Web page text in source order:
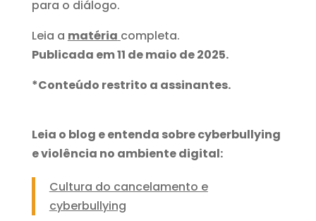
para o diálogo.
Leia a matéria completa.
Publicada em 11 de maio de 2025.
*Conteúdo restrito a assinantes.
Leia o blog e entenda sobre cyberbullying
e violência no ambiente digital:
Cultura do cancelamento e
cyberbullying